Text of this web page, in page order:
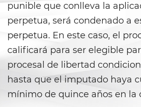
Rape
Sexual Battery
Statutory Rape
Theft Crimes
punible que conlleva la
perpetua, será condenado a
perpetua. En este caso, el
calificará para ser elegible
procesal de libertad
hasta que el imputado haya
mínimo de quince años en la